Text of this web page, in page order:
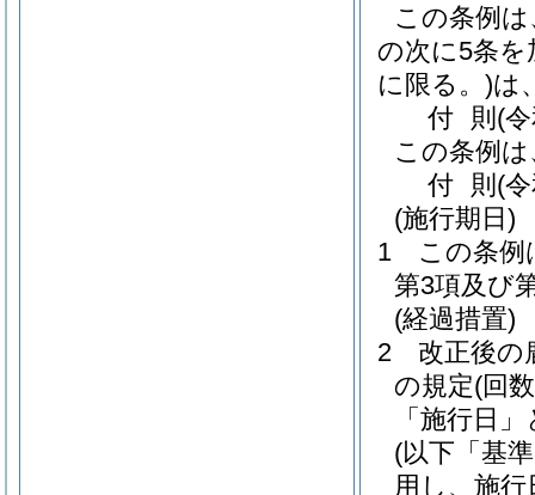
この条例
の次に5条を
に限る。)は
付 則 (
この条例
付 則 (
(施行期日)
1
この条例
第3項及び
(経過措置)
2
改正後の
の規定(回
「施行日
(以下「基
用し、施